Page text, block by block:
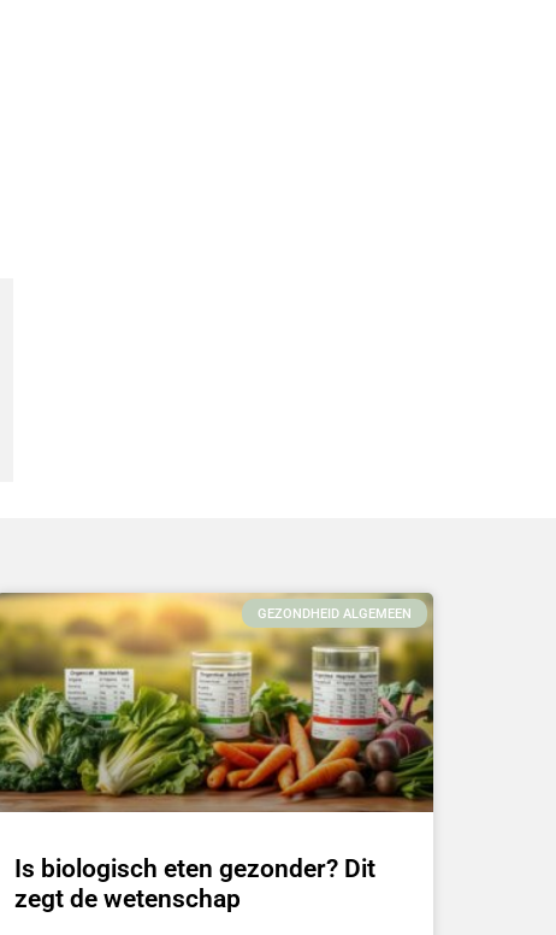
GEZONDHEID ALGEMEEN
Is biologisch eten gezonder? Dit
zegt de wetenschap